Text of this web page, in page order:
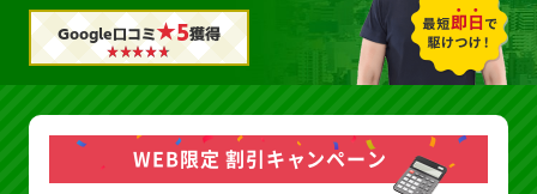
Google口コミ★5獲得
WEB限定 割引キャンペーン